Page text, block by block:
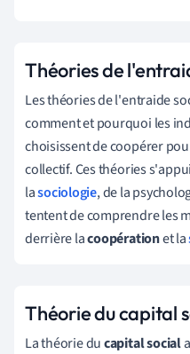
Théories de
Les théories de l'entraide
comment et pourquoi les
choisissent de coopérer
collectif. Ces théories
lasociologie, de la
tentent de comprendre les
derrière lacoopérationet la
Théorie du capital
La théorie ducapital social